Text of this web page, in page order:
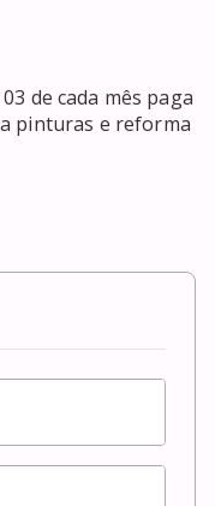
de cada mês paga
pinturas e reforma